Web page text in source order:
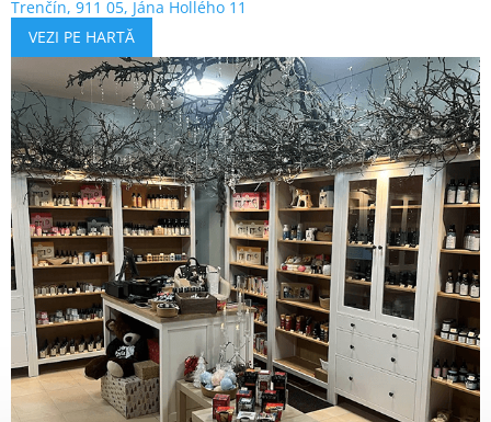
Trenčín, 911 05, Jána Hollého 11
VEZI PE HARTĂ